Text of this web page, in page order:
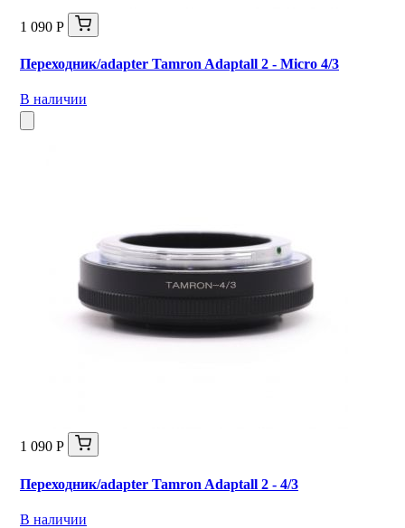
1 090 Р
Переходник/adapter Tamron Adaptall 2 - Micro 4/3
В наличии
1 090 Р
Переходник/adapter Tamron Adaptall 2 - 4/3
В наличии